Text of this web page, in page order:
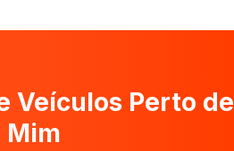
Veículos Perto de
Mim